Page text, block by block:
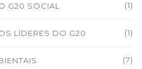
G20 SOCIAL (1)
LÍDERES DO G20 (1)
(7)